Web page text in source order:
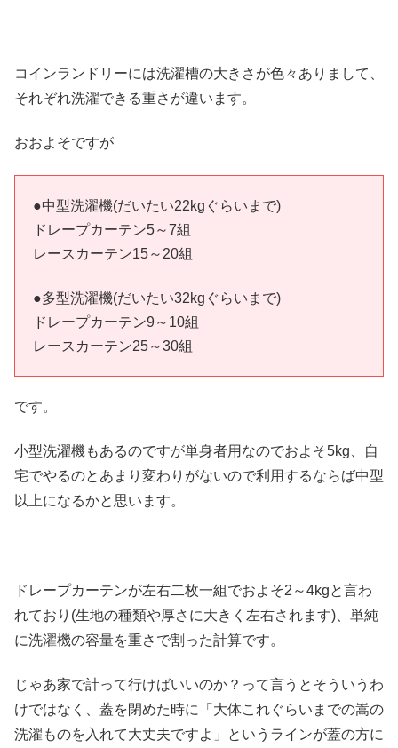
コインランドリーには洗濯槽の大きさが色々ありまして、
それぞれ洗濯できる重さが違います。
おおよそですが
●中型洗濯機(だいたい22kgぐらいまで)
ドレープカーテン5～7組
レースカーテン15～20組
●多型洗濯機(だいたい32kgぐらいまで)
ドレープカーテン9～10組
レースカーテン25～30組
です。
小型洗濯機もあるのですが単身者用なのでおよそ5kg、自
宅でやるのとあまり変わりがないので利用するならば中型
以上になるかと思います。
ドレープカーテンが左右二枚一組でおよそ2～4kgと言わ
れており(生地の種類や厚さに大きく左右されます)、単純
に洗濯機の容量を重さで割った計算です。
じゃあ家で計って行けばいいのか？って言うとそういうわ
けではなく、蓋を閉めた時に「大体これぐらいまでの嵩の
洗濯ものを入れて大丈夫ですよ」というラインが蓋の方に